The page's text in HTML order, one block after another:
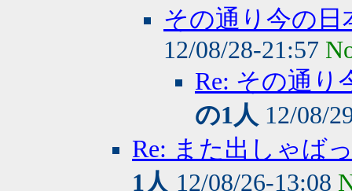
その通り今の
12/08/28-21:57
Re: その通
の1人 12/08/
Re: また出しゃば
1人 12/08/26-13:08